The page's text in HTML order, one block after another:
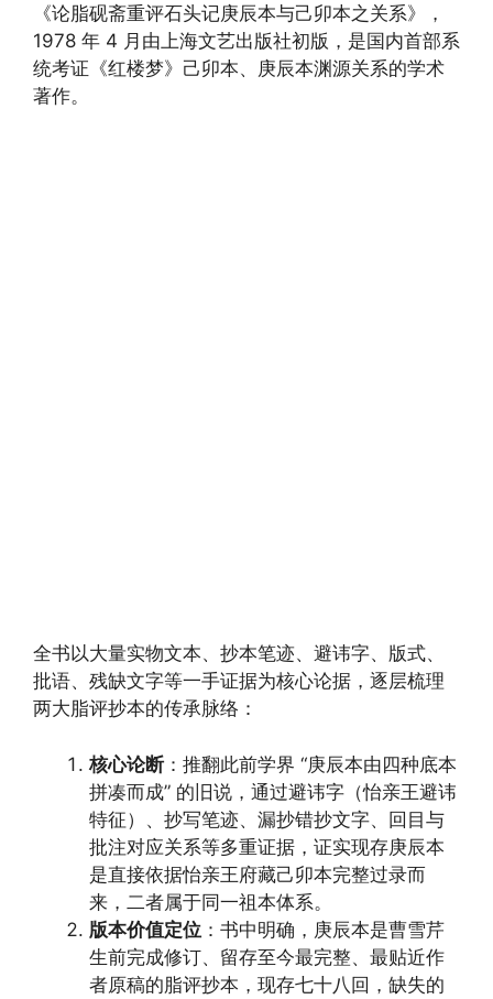
《论脂砚斋重评石头记庚辰本与己卯本之关系》，
1978 年 4 月由上海文艺出版社初版，是国内首部系
统考证《红楼梦》己卯本、庚辰本渊源关系的学术
著作。
全书以大量实物文本、抄本笔迹、避讳字、版式、
批语、残缺文字等一手证据为核心论据，逐层梳理
两大脂评抄本的传承脉络：
核心论断：推翻此前学界 “庚辰本由四种底本
拼凑而成” 的旧说，通过避讳字（怡亲王避讳
特征）、抄写笔迹、漏抄错抄文字、回目与
批注对应关系等多重证据，证实现存庚辰本
是直接依据怡亲王府藏己卯本完整过录而
来，二者属于同一祖本体系。
版本价值定位 ：书中明确，庚辰本是曹雪芹
生前完成修订、留存至今最完整、最贴近作
者原稿的脂评抄本，现存七十八回，缺失的